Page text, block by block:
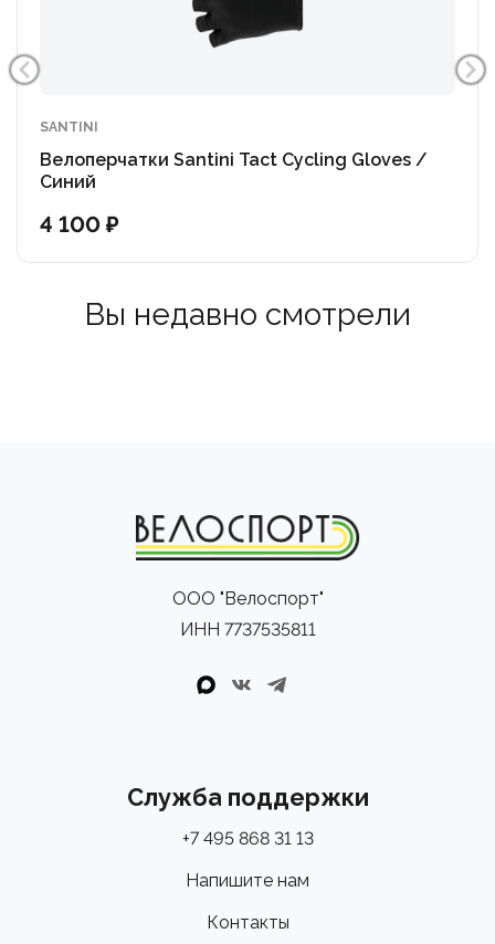
SANTINI
Велоперчатки Santini Tact Cycling Gloves /
Синий
4 100 ₽
Вы недавно смотрели
ООО "Велоспорт"
ИНН 7737535811
Служба поддержки
+7 495 868 31 13
Напишите нам
Контакты